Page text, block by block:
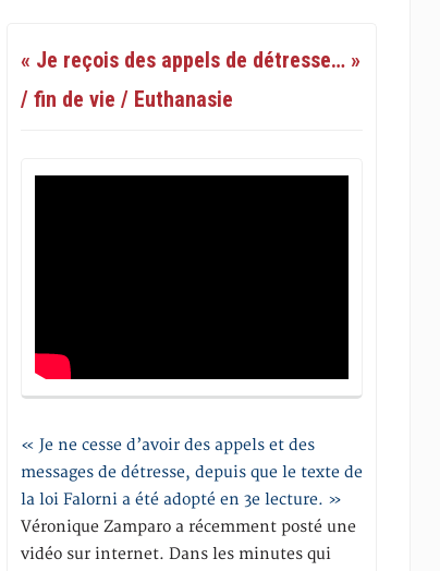
« Je reçois des appels de détresse… »
/ fin de vie / Euthanasie
« Je ne cesse d’avoir des appels et des
messages de détresse, depuis que le texte de
la loi Falorni a été adopté en 3e lecture. »
Véronique Zamparo a récemment posté une
vidéo sur internet. Dans les minutes qui